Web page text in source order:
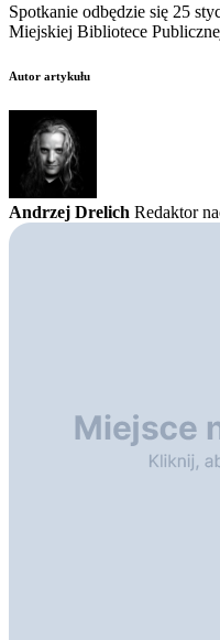
Spotkanie odbędzie się 25
Miejskiej Bibliotece
Autor artykułu
Andrzej Drelich Redaktor